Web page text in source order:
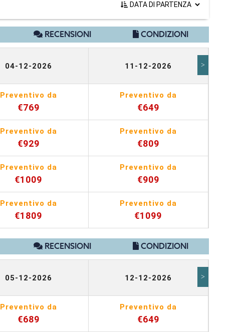
RECENSIONI CONDIZIONI
04-12-2026
Preventivo da
€769
Preventivo da
€929
Preventivo da
€1009
Preventivo da
€1809
11-12-2026
Preventivo da
€649
Preventivo da
€809
Preventivo da
€909
Preventivo da
€1099
>
RECENSIONI CONDIZIONI
05-12-2026
Preventivo da
€689
12-12-2026
Preventivo da
€649
>